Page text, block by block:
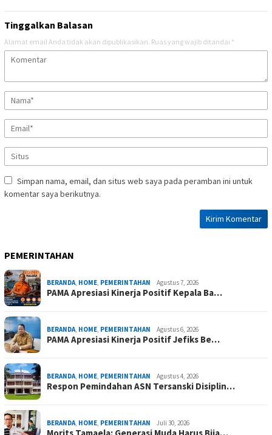
Tinggalkan Balasan
Alamat email Anda tidak akan dipublikasikan. Ruas yang wajib ditandai *
Simpan nama, email, dan situs web saya pada peramban ini untuk
komentar saya berikutnya.
PEMERINTAHAN
BERANDA, HOME, PEMERINTAHAN Agustus 7, 2026
PAMA Apresiasi Kinerja Positif Kepala Ba…
BERANDA, HOME, PEMERINTAHAN Agustus 6, 2026
PAMA Apresiasi Kinerja Positif Jefiks Be…
BERANDA, HOME, PEMERINTAHAN Agustus 4, 2026
Respon Pemindahan ASN Tersanski Disiplin…
BERANDA, HOME, PEMERINTAHAN Juli 30, 2026